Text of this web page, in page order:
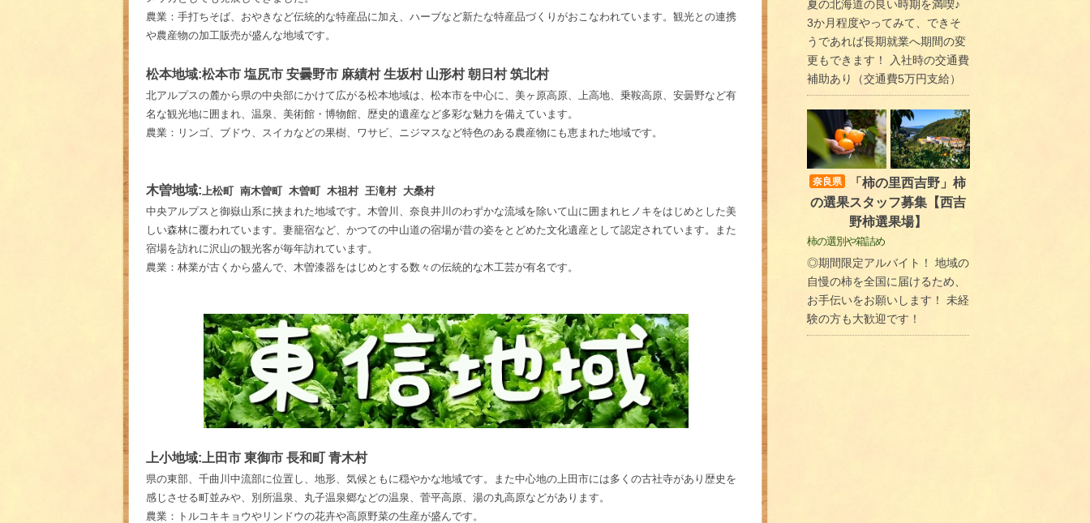
農業：手打ちそば、おやきなど伝統的な特産品に加え、ハーブなど新たな特産品づくりがおこなわれています。観光との連携
や農産物の加工販売が盛んな地域です。
松本地域:松本市 塩尻市 安曇野市 麻績村 生坂村 山形村 朝日村 筑北村
北アルプスの麓から県の中央部にかけて広がる松本地域は、松本市を中心に、美ヶ原高原、上高地、乗鞍高原、安曇野など有
名な観光地に囲まれ、温泉、美術館・博物館、歴史的遺産など多彩な魅力を備えています。
農業：リンゴ、ブドウ、スイカなどの果樹、ワサビ、ニジマスなど特色のある農産物にも恵まれた地域です。
木曽地域:上松町 南木曽町 木曽町 木祖村 王滝村 大桑村
中央アルプスと御嶽山系に挟まれた地域です。木曽川、奈良井川のわずかな流域を除いて山に囲まれヒノキをはじめとした美
しい森林に覆われています。妻籠宿など、かつての中山道の宿場が昔の姿をとどめた文化遺産として認定されています。また
宿場を訪れに沢山の観光客が毎年訪れています。
農業：林業が古くから盛んで、木曽漆器をはじめとする数々の伝統的な木工芸が有名です。
上小地域:上田市 東御市 長和町 青木村
県の東部、千曲川中流部に位置し、地形、気候ともに穏やかな地域です。また中心地の上田市には多くの古社寺があり歴史を
感じさせる町並みや、別所温泉、丸子温泉郷などの温泉、菅平高原、湯の丸高原などがあります。
農業：トルコキキョウやリンドウの花卉や高原野菜の生産が盛んです。
夏の北海道の良い時期を満喫♪
3か月程度やってみて、できそ
うであれば長期就業へ期間の変
更もできます！ 入社時の交通費
補助あり（交通費5万円支給）
奈良県
「柿の里西吉野」柿
の選果スタッフ募集【西吉
野柿選果場】
柿の選別や箱詰め
◎期間限定アルバイト！ 地域の
自慢の柿を全国に届けるため、
お手伝いをお願いします！ 未経
験の方も大歓迎です！